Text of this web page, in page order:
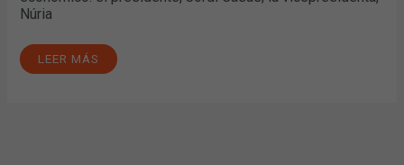
Núria
LEER MÁS